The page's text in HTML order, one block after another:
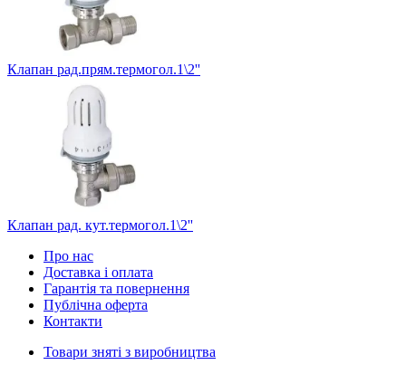
Клапан рад.прям.термогол.1\2''
Клапан рад. кут.термогол.1\2''
Про нас
Доставка і оплата
Гарантія та повернення
Публічна оферта
Контакти
Товари зняті з виробництва